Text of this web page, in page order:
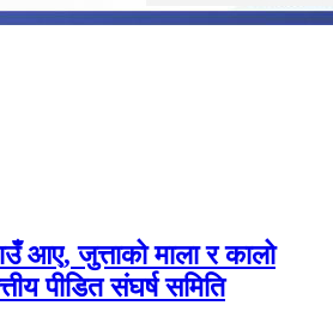
आए, जुत्ताको माला र कालो
पीडित संघर्ष समिति